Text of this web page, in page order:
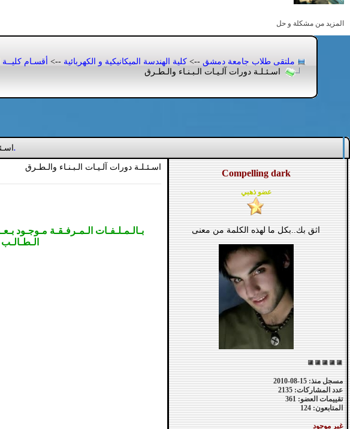
المزيد من مشكلة و حل
ملتقى طلاب جامعة دمشق --> كلية الهندسة الميكانيكية و الكهربائية --> أقسـام كليــة
اسـئـلـة دورات آلـيـات الـبـنـاء والـطـرق
.
Compelling dark
عضو ذهبي
اثق بك..بكل ما لهذه الكلمة من معنى
مسجل منذ: 15-08-2010
عدد المشاركات: 2135
تقييمات العضو: 361
المتابعون: 124
غير موجود
اسـئـلـة دورات آلـيـات الـبـنـاء والـطـرق
بـالـمـلـفـات الـمـرفـقـة مـوجـود